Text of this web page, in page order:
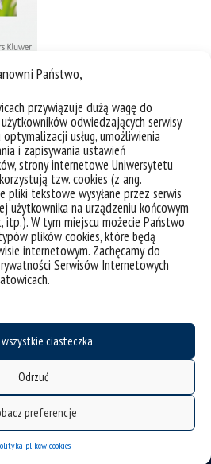
Państwo,
przywiązuje dużą wagę do
odwiedzających serwisy
usług, umożliwienia
i zapisywania ustawień
strony internetowe Uniwersytetu
tzw. cookies (z ang.
pliki tekstowe wysyłane przez serwis
użytkownika na urządzeniu końcowym
W tym miejscu możecie Państwo
plików cookies, które będą
internetowym. Zachęcamy do
Serwisów Internetowych
wszystkie ciasteczka
Odrzuć
preferencje
plików cookies